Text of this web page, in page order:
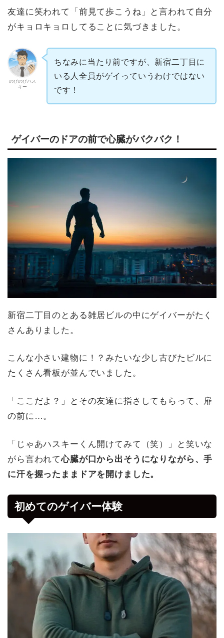
友達に笑われて「前見て歩こうね」と言われて自分
がキョロキョロしてることに気づきました。
のびのびハス
キー
ちなみに当たり前ですが、新宿二丁目に
いる人全員がゲイっていうわけではない
です！
ゲイバーのドアの前で心臓がバクバク！
新宿二丁目のとある雑居ビルの中にゲイバーがたく
さんありました。
こんな小さい建物に！？みたいな少し古びたビルに
たくさん看板が並んでいました。
「ここだよ？」とその友達に指さしてもらって、扉
の前に…。
「じゃあハスキーくん開けてみて（笑）」と笑いな
がら言われて心臓が口から出そうになりながら、手
に汗を握ったままドアを開けました。
初めてのゲイバー体験